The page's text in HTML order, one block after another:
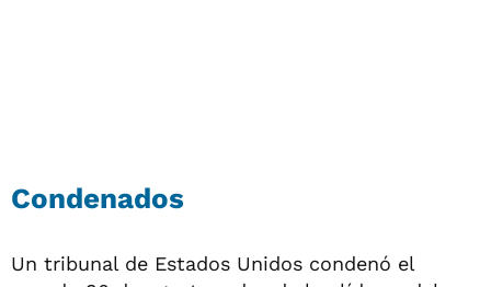
Condenados
Un tribunal de Estados Unidos condenó el